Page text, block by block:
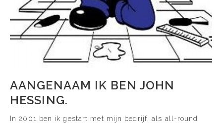
AANGENAAM IK BEN JOHN
HESSING.
In 2001 ben ik gestart met mijn bedrijf, als all-round